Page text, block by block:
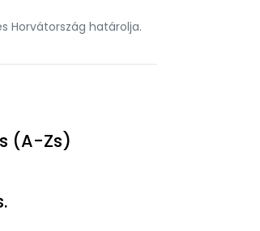
Horvátország határolja.
(A-Zs)